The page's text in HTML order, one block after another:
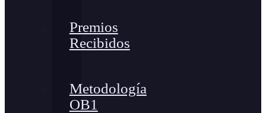
Premios
Recibidos
Metodología
OB1